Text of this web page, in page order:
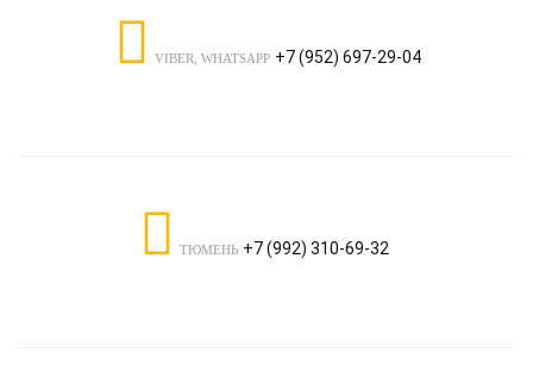
VIBER, WHATSAPP +7 (952) 697-29-04
ТЮМЕНЬ +7 (992) 310-69-32